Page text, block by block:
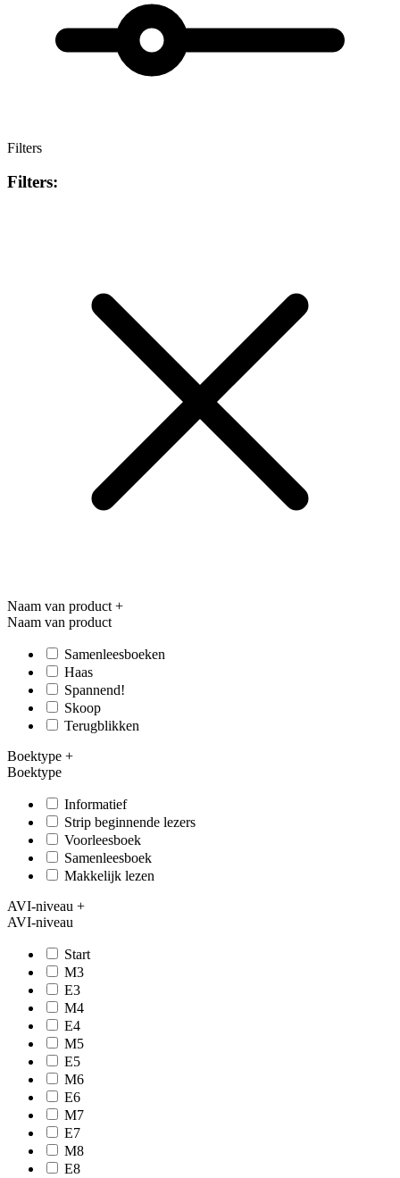
Filters
Filters:
Naam van product +
Naam van product
Samenleesboeken
Haas
Spannend!
Skoop
Terugblikken
Boektype +
Boektype
Informatief
Strip beginnende lezers
Voorleesboek
Samenleesboek
Makkelijk lezen
AVI-niveau +
AVI-niveau
Start
M3
E3
M4
E4
M5
E5
M6
E6
M7
E7
M8
E8